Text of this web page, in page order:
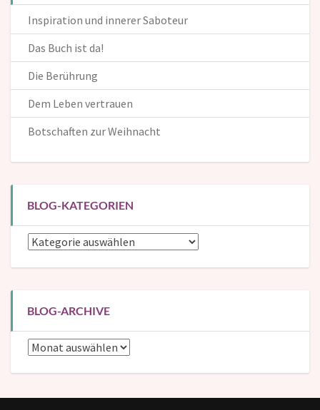
Inspiration und innerer Saboteur
Das Buch ist da!
Die Berührung
Dem Leben vertrauen
Botschaften zur Weihnacht
BLOG-KATEGORIEN
Blog-
BLOG-ARCHIVE
Blog-